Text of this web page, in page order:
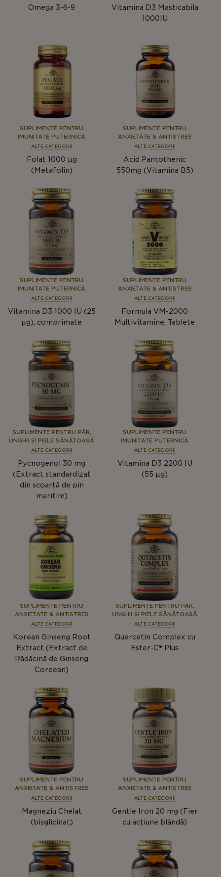
Omega 3-6-9
Vitamina D3 Masticabila
1000IU
SUPLIMENTE PENTRU
IMUNITATE PUTERNICĂ
ALTE CATEGORII
Folat 1000 µg
(Metafolin)
SUPLIMENTE PENTRU
ANXIETATE & ANTISTRES
ALTE CATEGORII
Acid Pantothenic
550mg (Vitamina B5)
SUPLIMENTE PENTRU
IMUNITATE PUTERNICĂ
ALTE CATEGORII
Vitamina D3 1000 IU (25
μg), comprimate
SUPLIMENTE PENTRU
ANXIETATE & ANTISTRES
ALTE CATEGORII
Formula VM-2000
Multivitamine, Tablete
SUPLIMENTE PENTRU PĂR,
UNGHII ȘI PIELE SĂNĂTOASĂ
ALTE CATEGORII
Pycnogenol 30 mg
(Extract standardizat
din scoarță de pin
maritim)
SUPLIMENTE PENTRU
IMUNITATE PUTERNICĂ
ALTE CATEGORII
Vitamina D3 2200 IU
(55 µg)
SUPLIMENTE PENTRU
ANXIETATE & ANTISTRES
ALTE CATEGORII
Korean Ginseng Root
Extract (Extract de
Rădăcină de Ginseng
Coreean)
SUPLIMENTE PENTRU PĂR,
UNGHII ȘI PIELE SĂNĂTOASĂ
ALTE CATEGORII
Quercetin Complex cu
Ester-C® Plus
SUPLIMENTE PENTRU
ANXIETATE & ANTISTRES
ALTE CATEGORII
Magneziu Chelat
(bisglicinat)
SUPLIMENTE PENTRU
ANXIETATE & ANTISTRES
ALTE CATEGORII
Gentle Iron 20 mg (Fier
cu acțiune blândă)